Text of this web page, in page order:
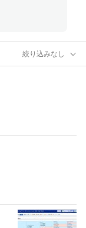
絞り込みなし